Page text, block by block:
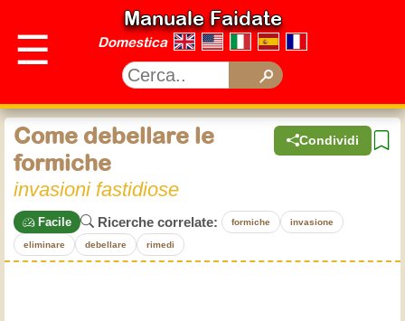
☰
Manuale Faidate
Domestica
Condividi
Come debellare le
formiche
invasioni fastidiose
Facile Ricerche correlate: formiche invasione
eliminare debellare rimedi